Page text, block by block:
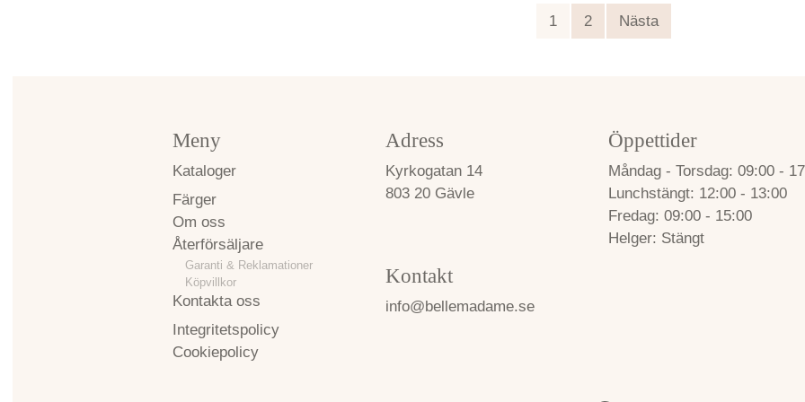
1 2 Nästa
Meny
Kataloger
Färger
Om oss
Återförsäljare
Garanti & Reklamationer
Köpvillkor
Kontakta oss
Integritetspolicy
Cookiepolicy
Adress
Kyrkogatan 14
803 20 Gävle
Öppettider
Måndag - Torsdag 09:00 -
Lunchstängt
12:00 - 13:00
Fredag 09:00 - 15:00
Helger
Stängt
Kontakt
info@bellemadame.se